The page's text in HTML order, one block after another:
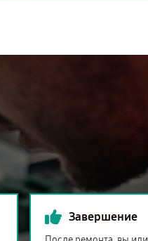
Завершение